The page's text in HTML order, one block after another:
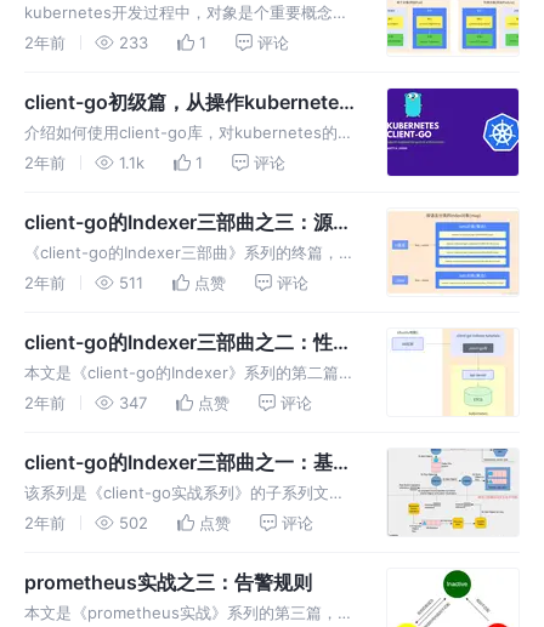
kubernetes开发过程中，对象是个重要概念，
与其相关的接口、实现、API都经常被用到，
家，一同深入的系统的学习对象相关知识
2年前 233 1 评论
client-go初级篇，从操作kubernetes
到编写单元测试
介绍如何使用client-go库，对kubernetes的资
源进行增删改查等基本操作，以及这些操作
道单元测试环境可没有kubernetes
2年前 1.1k 1 评论
client-go的Indexer三部曲之三：源码
阅读
《client-go的Indexer三部曲》系列的终篇，与
大家一同阅读Indexer相关的源码，看看client-
的细节操作
2年前 511 点赞 评论
client-go的Indexer三部曲之二：性能
测试
本文是《client-go的Indexer》系列的第二篇，
尝试对接口进行压力测试，用数据验证Indexer
2年前 347 点赞 评论
client-go的Indexer三部曲之一：基本
功能
该系列是《client-go实战系列》的子系列文
章，共三篇内容，分别从功能、性能、源码三个
目标是与大家一同学习Indexer
2年前 502 点赞 评论
prometheus实战之三：告警规则
本文是《prometheus实战》系列的第三篇，一